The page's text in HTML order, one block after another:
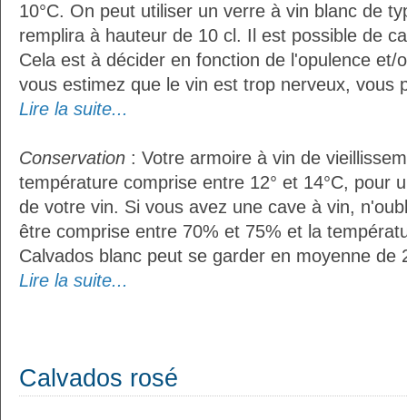
10°C. On peut utiliser un verre à vin blanc de
remplira à hauteur de 10 cl. Il est possible de
Cela est à décider en fonction de l'opulence et/
vous estimez que le vin est trop nerveux, vous
Lire la suite...
Conservation : Votre armoire à vin de
température comprise entre 12° et 14°C, pour
de votre vin. Si vous avez une cave à vin,
être comprise entre 70% et 75% et la
Calvados blanc peut se garder en moyenne de
Lire la suite...
Calvados rosé